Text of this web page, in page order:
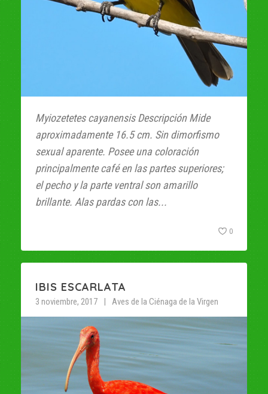
Myiozetetes cayanensis Descripción Mide
aproximadamente 16.5 cm. Sin dimorfismo
sexual aparente. Posee una coloración
principalmente café en las partes superiores;
el pecho y la parte ventral son amarillo
brillante. Alas pardas con las...
0
IBIS ESCARLATA
3 noviembre, 2017 Aves de la Ciénaga de la Virgen